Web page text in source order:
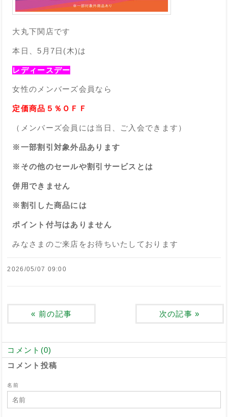
大丸下関店です
本日、5月7日(木)は
レディースデー
女性のメンバーズ会員なら
定価商品５％ＯＦＦ
（メンバーズ会員には当日、ご入会できます）
※一部割引対象外品あります
※その他のセールや割引サービスとは
併用できません
※割引した商品には
ポイント付与はありません
みなさまのご来店をお待ちいたしております
2026/05/07 09:00
« 前の記事 次の記事 »
コメント(0)
コメント投稿
名前